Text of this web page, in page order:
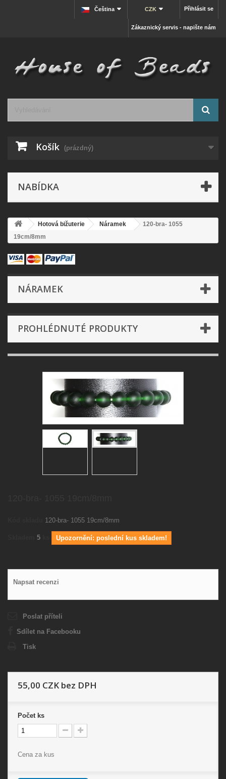
Přihlásit se
CZK
Čeština
Zákaznický servis - napište nám
Košík (prázdný)
NABÍDKA
Hotová bižuterie Náramek
120-bra- 1055
19cm/8mm
NÁRAMEK
PROHLÉDNUTÉ PRODUKTY
120-bra- 1055 19cm/8mm
5 Upozornění: poslední kus skladem!
Napsat recenzi
Poslat příteli
Sdílet na Facebooku
Tisk
55,00 CZK bez DPH
Počet ks
Cena za kus